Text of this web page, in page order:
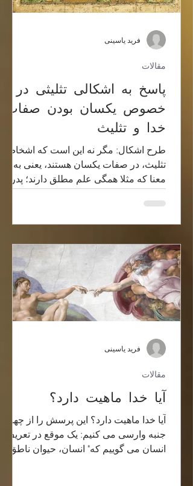
پاسخ به اشکالی تثلیثی در
خصوص یکسان بودن صفات
خدا و تثلیث
طرح اشکال: مگر نه این است که اشخاص
تثلیث، در صفات یکسان هستند، یعنی به
معنا که مثلا همگی علم مطلق دارند؛ پدر
مقالات
فرید یاسینی
آیا خدا ماهیت دارد؟
آیا خدا ماهیت دارد؟ این پرسش را از چهار
جنبه وارسی می کنیم: یک موقع در تعریف
انسان می گوییم که" انسان، حیوان ناطق"
مقالات
فرید یاسینی